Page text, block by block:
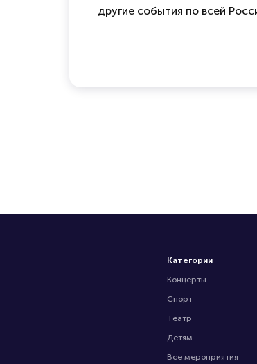
другие события по всей
Категории
Концерты
Спорт
Театр
Детям
Все мероприятия